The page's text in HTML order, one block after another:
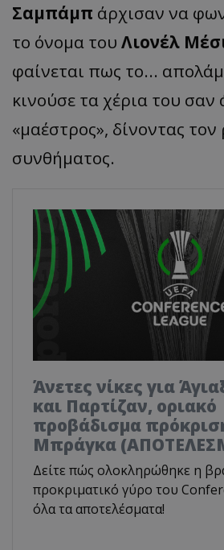
Σαμπάμπ άρχισαν να
το όνομα του Λιονέλ
φαίνεται πως το...
κινούσε τα χέρια του σαν
«μαέστρος», δίνοντας
συνθήματος.
Άνετες νίκες για
και Παρτίζαν, οριακό
προβάδισμα
Μπράγκα
Δείτε πώς ολοκληρώθηκε η
προκριματικό γύρο του
όλα τα αποτελέσματα!